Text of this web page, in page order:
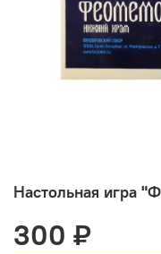
Настольная игра
300 ₽